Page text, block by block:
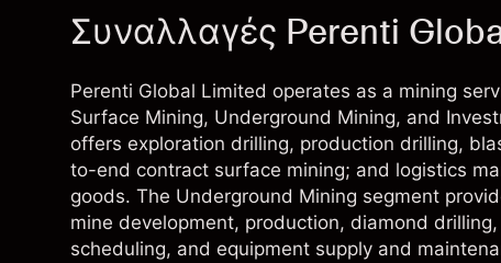
Συναλλαγές Perenti
Perenti Global Limited operates as a mining
Surface Mining, Underground Mining, and
offers exploration drilling, production drilling,
to-end contract surface mining; and logistics
goods. The Underground Mining segment
mine development, production, diamond
scheduling, and equipment supply and